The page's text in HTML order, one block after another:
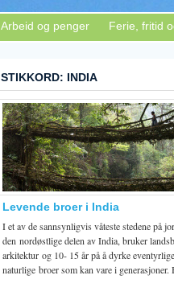
Arbeid og penger Ferie, fritid
STIKKORD: INDIA
Levende broer i India
I et av de sannsynligvis våteste stedene på
den nordøstlige delen av India, bruker
arkitektur og 10- 15 år på å dyrke
naturlige broer som kan vare i generasjoner.